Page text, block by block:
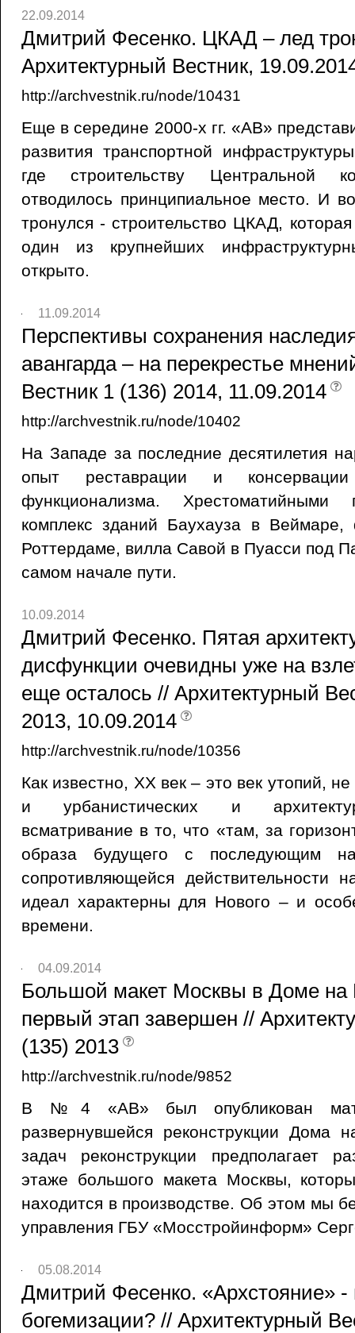
22.09.2014
Дмитрий Фесенко. ЦКАД – лед
Архитектурный Вестник,
http://archvestnik.ru/node/10431
Еще в середине 2000-х гг. «АВ»
развития транспортной
где строительству Центральной
отводилось принципиальное место. И
тронулся - строительство ЦКАД, которая
один из крупнейших
открыто.
11.09.2014
Перспективы сохранения
авангарда – на перекрестье
Вестник 1 (136) 2014, 11.09.2014
http://archvestnik.ru/node/10402
На Западе за последние десятилетия
опыт реставрации и
функционализма. Хрестоматийными
комплекс зданий Баухауза в
Роттердаме, вилла Савой в Пуасси под
самом начале пути.
10.09.2014
Дмитрий Фесенко. Пятая
дисфункции очевидны уже на
еще осталось // Архитектурный
2013, 10.09.2014
http://archvestnik.ru/node/10356
Как известно, ХХ век – это век утопий,
и урбанистических и
всматривание в то, что «там, за
образа будущего с последующим
сопротивляющейся действительности
идеал характерны для Нового – и
времени.
04.09.2014
Большой макет Москвы в Доме на
первый этап завершен //
(135) 2013
http://archvestnik.ru/node/9852
В №4 «АВ» был опубликован
развернувшейся реконструкции Дома
задач реконструкции предполагает
этаже большого макета Москвы,
находится в производстве. Об этом мы
управления ГБУ «Мосстройинформ»
05.08.2014
Дмитрий Фесенко. «Архстояние» -
богемизации? // Архитектурный